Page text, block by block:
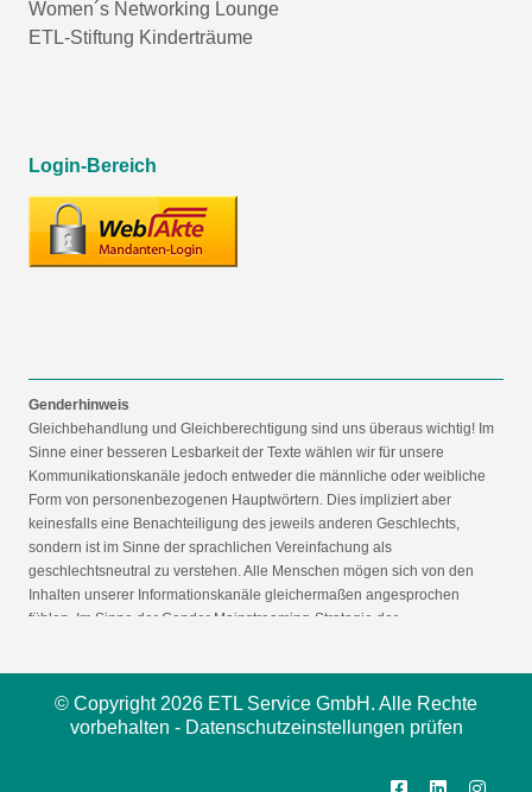
Women´s Networking Lounge
ETL-Stiftung Kinderträume
Login-Bereich
Genderhinweis
Gleichbehandlung und Gleichberechtigung sind uns überaus wichtig! Im
Sinne einer besseren Lesbarkeit der Texte wählen wir für unsere
Kommunikationskanäle jedoch entweder die männliche oder weibliche
Form von personenbezogenen Hauptwörtern. Dies impliziert aber
keinesfalls eine Benachteiligung des jeweils anderen Geschlechts,
sondern ist im Sinne der sprachlichen Vereinfachung als
geschlechtsneutral zu verstehen. Alle Menschen mögen sich von den
Inhalten unserer Informationskanäle gleichermaßen angesprochen
fühlen. Im Sinne der Gender Mainstreaming-Strategie der
© Copyright 2026 ETL Service GmbH. Alle Rechte
vorbehalten - Datenschutzeinstellungen prüfen